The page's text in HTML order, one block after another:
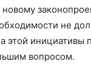
не
этой
вопросом.